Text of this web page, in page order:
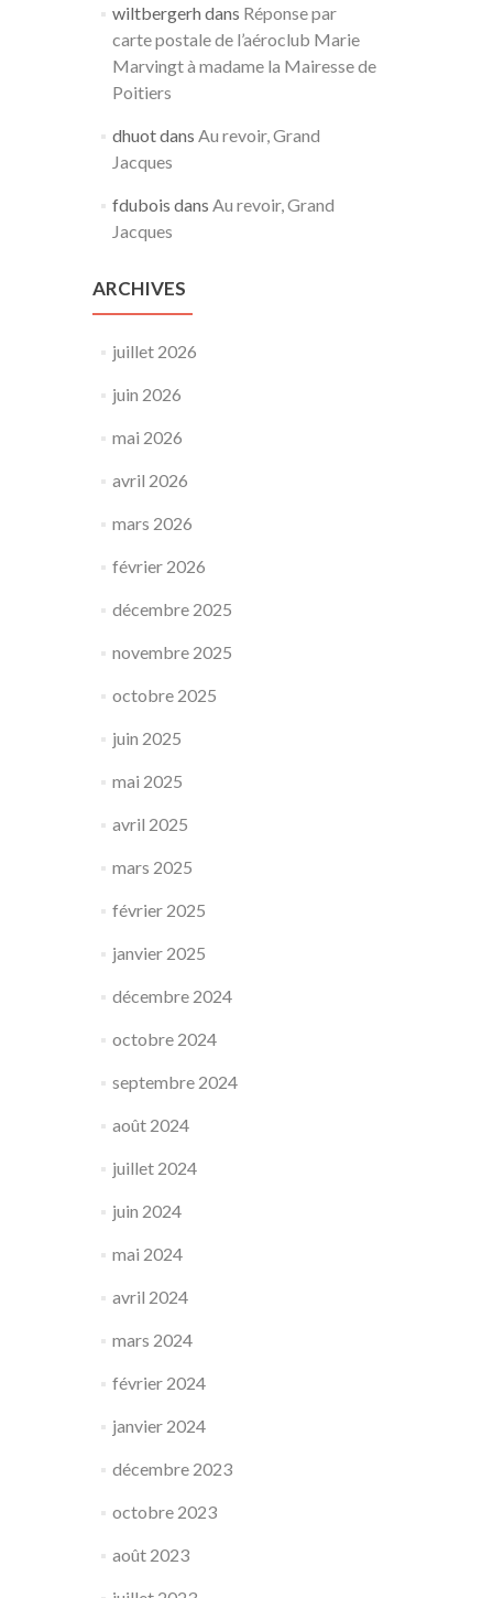
wiltbergerh dans Réponse par
carte postale de l’aéroclub Marie
Marvingt à madame la Mairesse de
Poitiers
dhuotdans Au revoir, Grand
Jacques
fdubois dans Au revoir, Grand
Jacques
ARCHIVES
juillet 2026
juin 2026
mai 2026
avril 2026
mars 2026
février 2026
décembre 2025
novembre 2025
octobre 2025
juin 2025
mai 2025
avril 2025
mars 2025
février 2025
janvier 2025
décembre 2024
octobre 2024
septembre 2024
août 2024
juillet 2024
juin 2024
mai 2024
avril 2024
mars 2024
février 2024
janvier 2024
décembre 2023
octobre 2023
août 2023